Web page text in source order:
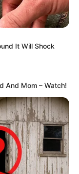
It Will Shock
And Mom – Watch!